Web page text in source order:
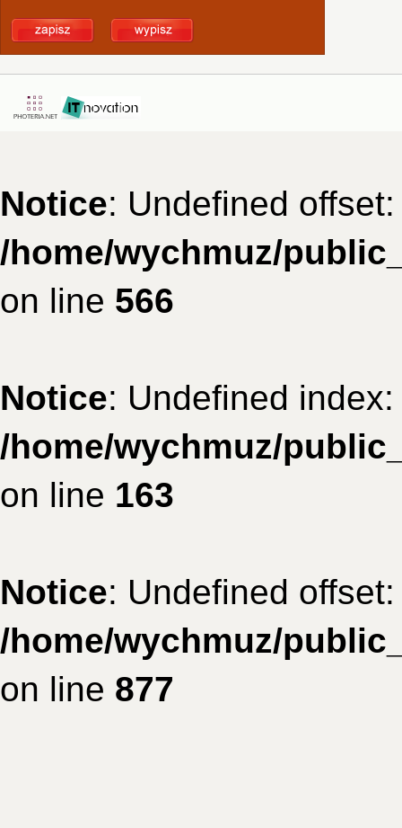
Notice: Undefined
/home/wychmuz/
on line 566
Notice: Undefined
/home/wychmuz/
on line 163
Notice: Undefined
/home/wychmuz/
on line 877